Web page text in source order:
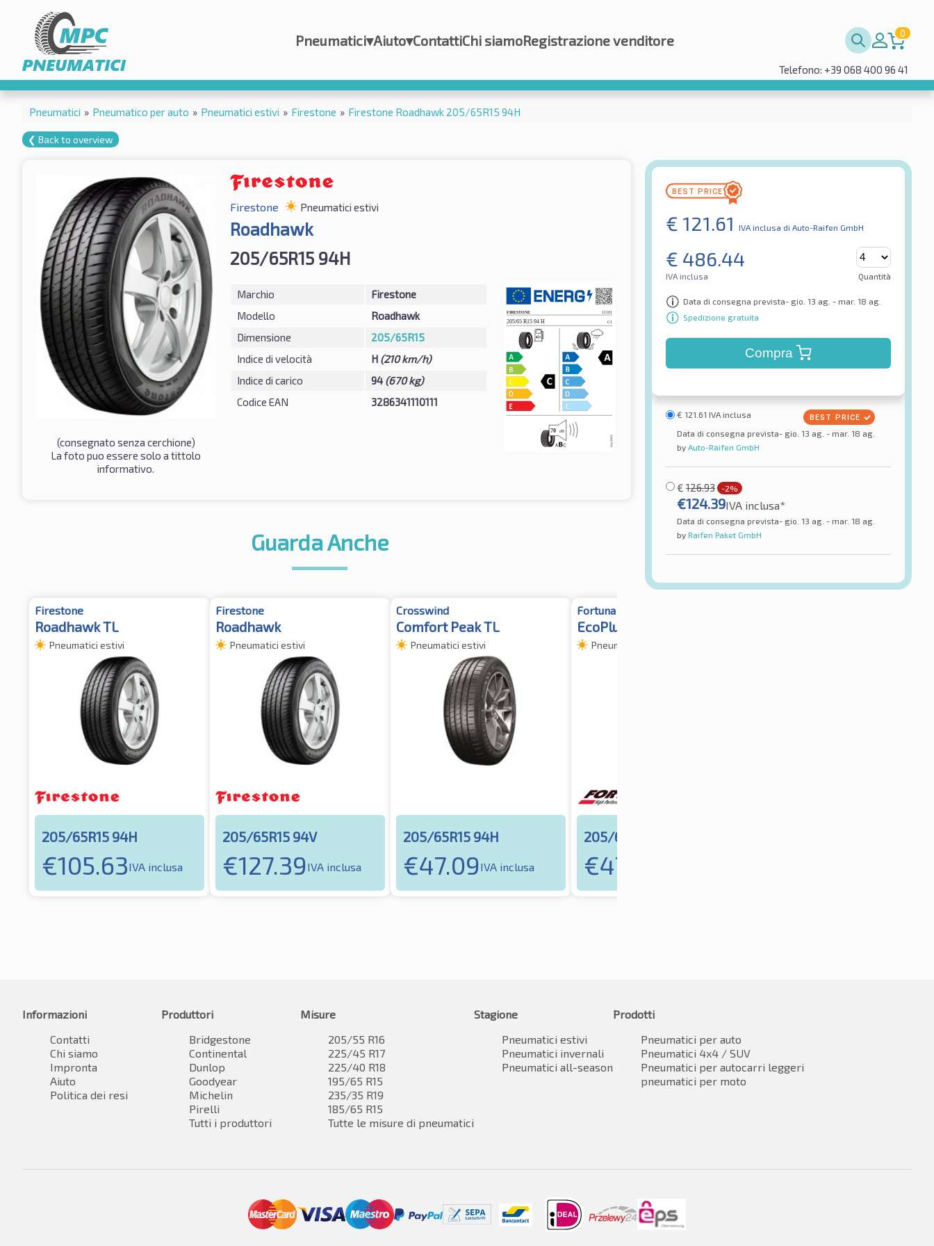
Pneumatici▾Aiuto▾ContattiChi siamoRegistrazione venditore 0
Telefono: +39 068 400 96 41
Pneumatici » Pneumatico per auto » Pneumatici estivi » Firestone » Firestone Roadhawk 205/65R15 94H
❮ Back to overview
(consegnato senza cerchione)
La foto puo essere solo a tittolo
informativo.
Firestone Pneumatici estivi
Roadhawk
205/65R15 94H
Marchio
Firestone
Modello
Roadhawk
Dimensione
205/65R15
Indice di velocità
H (210 km/h)
Indice di carico
94 (670 kg)
Codice EAN
3286341110111
€ 121.61 IVA inclusa di Auto-Raifen GmbH
€ 486.44
IVA inclusa Quantità
Data di consegna prevista- gio. 13 ag. - mar. 18 ag.
Spedizione gratuita
Compra
€ 121.61 IVA inclusa
Data di consegna prevista- gio. 13 ag. - mar. 18 ag.
by Auto-Raifen GmbH
€ 126.93 -2%
€124.39IVA inclusa*
Data di consegna prevista- gio. 13 ag. - mar. 18 ag.
by Raifen Paket GmbH
Guarda Anche
Firestone
Roadhawk TL
Pneumatici estivi
205/65R15 94H
€105.63IVA inclusa
Firestone
Roadhawk
Pneumatici estivi
205/65R15 94V
€127.39IVA inclusa
Crosswind
Comfort Peak TL
Pneumatici estivi
205/65R15 94H
€47.09IVA inclusa
Fortuna
EcoPlus HP
Pneumatici estivi
205/65R15 94H
€47.78
Informazioni
Contatti
Chi siamo
Impronta
Aiuto
Politica dei resi
Produttori
Bridgestone
Continental
Dunlop
Goodyear
Michelin
Pirelli
Tutti i produttori
Misure
205/55 R16
225/45 R17
225/40 R18
195/65 R15
235/35 R19
185/65 R15
Tutte le misure di pneumatici
Stagione
Pneumatici estivi
Pneumatici invernali
Pneumatici all-season
Prodotti
Pneumatici per auto
Pneumatici 4x4 / SUV
Pneumatici per autocarri leggeri
pneumatici per moto